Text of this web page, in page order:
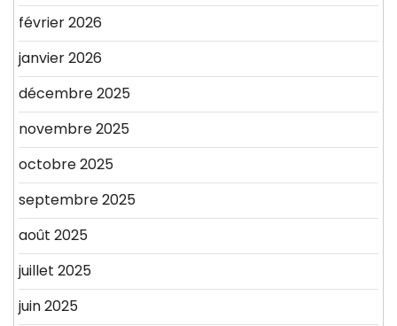
février 2026
janvier 2026
décembre 2025
novembre 2025
octobre 2025
septembre 2025
août 2025
juillet 2025
juin 2025